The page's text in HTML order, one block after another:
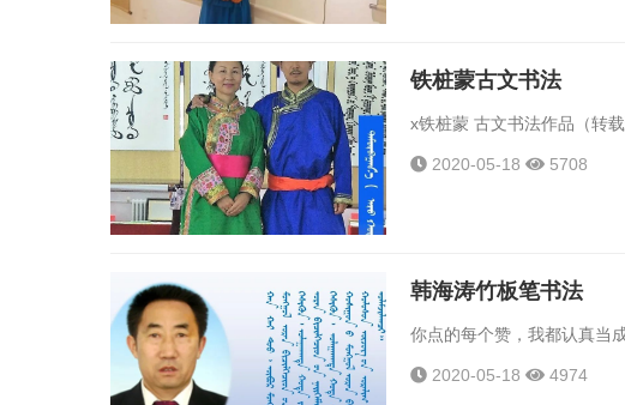
铁桩蒙古文书法
x铁桩蒙 古文书法作品（转载
2020-05-18 5708
韩海涛竹板笔书法
你点的每个赞，我都认真当
2020-05-18 4974